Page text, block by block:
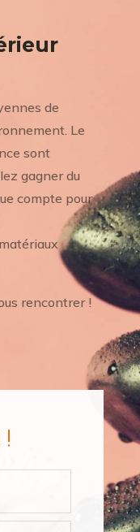
de
Le
sont
gagner du
compte pour
rencontrer !